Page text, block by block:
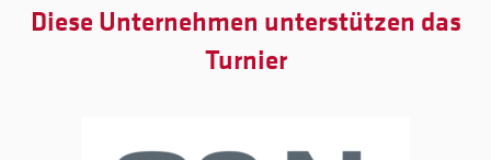
Diese Unternehmen unterstützen das
Turnier